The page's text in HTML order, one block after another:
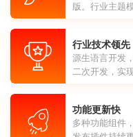
版。行业主题
行业技术领先
源生语言开发
二次开发，实
功能更新快
多种功能组件